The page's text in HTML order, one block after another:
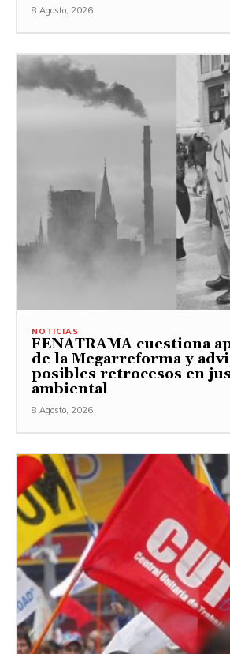
8 Agosto, 2026
NOTICIAS
FENATRAMA cuestiona
de la Megarreforma y
posibles retrocesos en
ambiental
8 Agosto, 2026